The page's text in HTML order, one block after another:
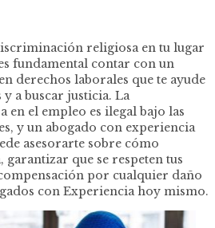
religiosa en tu lugar
fundamental contar con un
derechos laborales que te ayude
a buscar justicia. La
el empleo es ilegal bajo las
y un abogado con experiencia
asesorarte sobre cómo
que se respeten tus
por cualquier daño
con Experiencia hoy mismo.